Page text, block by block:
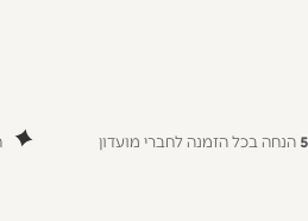
הנחה בכל הזמנה לחברי מועדון